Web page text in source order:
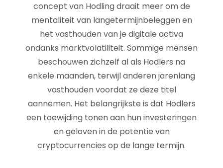
concept van Hodling draait meer om de
mentaliteit van langetermijnbeleggen en
het vasthouden van je digitale activa
ondanks marktvolatiliteit. Sommige mensen
beschouwen zichzelf al als Hodlers na
enkele maanden, terwijl anderen jarenlang
vasthouden voordat ze deze titel
aannemen. Het belangrijkste is dat Hodlers
een toewijding tonen aan hun investeringen
en geloven in de potentie van
cryptocurrencies op de lange termijn.